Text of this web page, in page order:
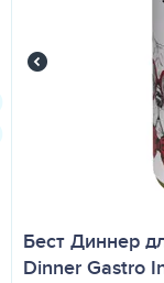
Бест Диннер
Dinner Gastro